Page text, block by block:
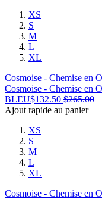
XS
S
M
L
XL
Cosmoise - Chemise en
Cosmoise - Chemise en
BLEU$132.50 $265.00
Ajout rapide au panier
XS
S
M
L
XL
Cosmoise - Chemise en